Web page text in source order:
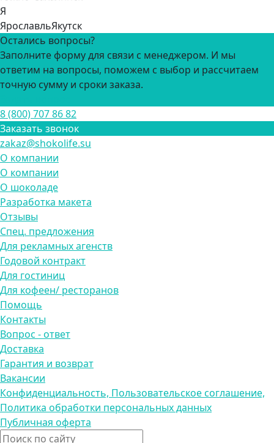
Я
ЯрославльЯкутск
Остались вопросы?
Заполните форму для связи с менеджером. И мы
ответим на вопросы, поможем с выбор и рассчитаем
точную сумму и сроки заказа.
8 (800) 707 86 82
Заказать звонок
zakaz@shokolife.su
О компании
О компании
О шоколаде
Разработка макета
Отзывы
Спец. предложения
Для рекламных агенств
Годовой контракт
Для гостиниц
Для кофеен/ ресторанов
Помощь
Контакты
Вопрос - ответ
Доставка
Гарантия и возврат
Вакансии
Конфиденциальность, Пользовательское соглашение,
Политика обработки персональных данных
Публичная оферта